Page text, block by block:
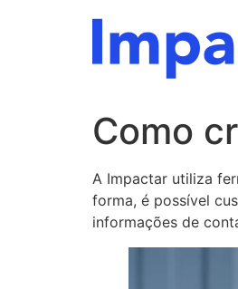
Como
A Impactar utiliza
forma, é possível
informações de